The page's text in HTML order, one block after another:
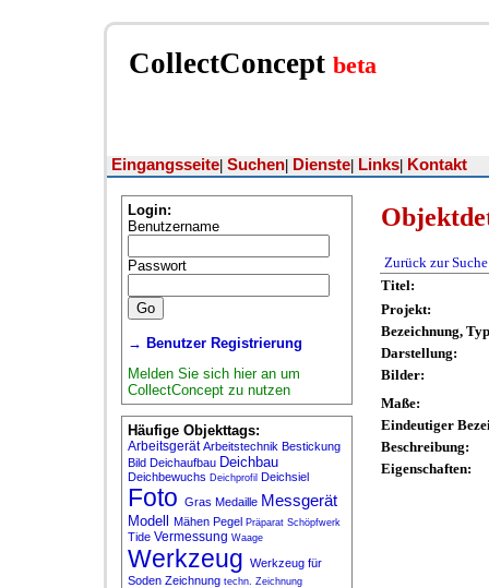
CollectConcept beta
Eingangsseite Suchen Dienste Links Kontakt
Login:
Benutzername
Passwort
→ Benutzer Registrierung
Melden Sie sich hier an um
CollectConcept zu nutzen
Häufige Objekttags:
ArbeitsgerätArbeitstechnik Bestickung
Bild Deichaufbau Deichbau
Deichbewuchs Deichprofil Deichsiel
Foto Gras Medaille Messgerät
Modell Mähen Pegel Präparat Schöpfwerk
Tide Vermessung Waage
Werkzeug Werkzeug für
Soden Zeichnung techn. Zeichnung
Zurück zur Suche
Titel:
Projekt:
Bezeichnung, Typ
Darstellung:
Bilder:
Maße:
Eindeutiger
Beschreibung:
Eigenschaften: